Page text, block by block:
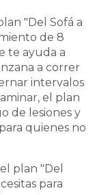
"Del Sofá a
de 8
te ayuda a
a correr
intervalos
el plan
de lesiones y
quienes no
plan "Del
para